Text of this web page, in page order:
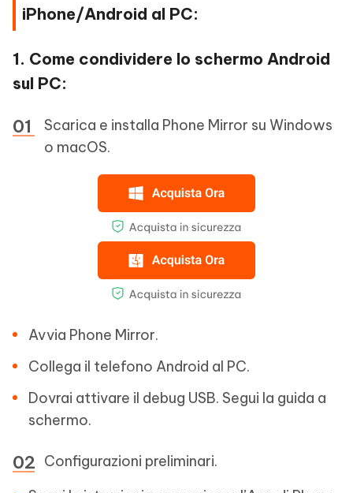
iPhone/Android al PC:
1. Come condividere lo schermo Android
sul PC:
Scarica e installa Phone Mirror su Windows
o macOS.
Avvia Phone Mirror.
Collega il telefono Android al PC.
Dovrai attivare il debug USB. Segui la guida a
schermo.
Configurazioni preliminari.